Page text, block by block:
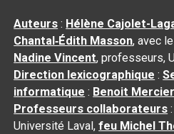
Auteurs : Hélène Cajolet-
Chantal‑Édith Masson, avec
Nadine Vincent, professeurs,
Direction lexicographique :
informatique : Benoit Mercier
Professeurs collaborateurs
Université Laval,feu Michel